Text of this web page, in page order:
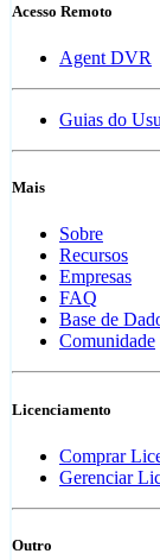
Acesso Remoto
Agent DVR
Guias do
Mais
Sobre
Recursos
Empresas
FAQ
Base de
Comunidade
Licenciamento
Comprar
Gerenciar
Outro